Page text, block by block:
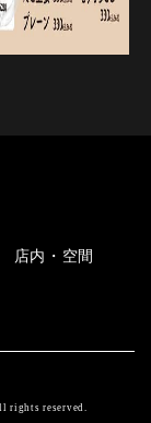
店内・空間
rights reserved.